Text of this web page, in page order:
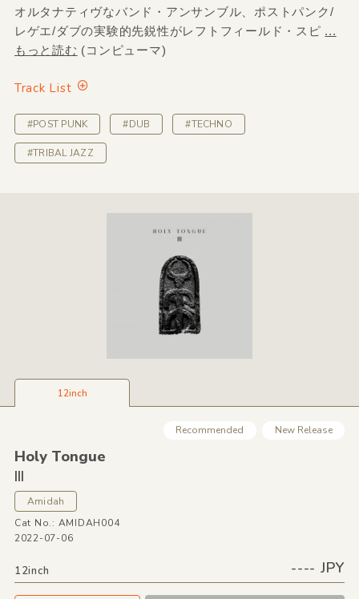
オルタナティヴなバンド・アンサンブル、ポストパンク/
レゲエ/ダブの実験的先鋭性がレフトフィールド・スピ ...
もっと読む (コンピューマ)
Track List
#POST PUNK #DUB #TECHNO
#TRIBAL JAZZ
12inch
Recommended New Release
Holy Tongue
III
Amidah
Cat No.: AMIDAH004
2022-07-06
12inch ---- JPY